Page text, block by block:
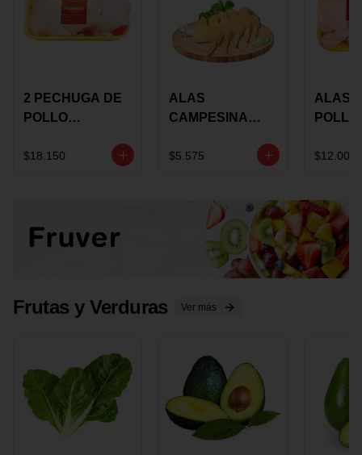
2 PECHUGA DE
POLLO
MARINADA X
$18.150
ALAS
CAMPESINA
COSTILLAR A
$5.575
ALAS
POLLO
$12.000
Frutas y Verduras Ver más